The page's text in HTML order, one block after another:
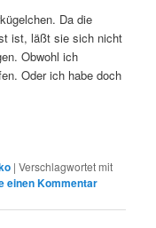
Da die
ist, läßt sie sich nicht
Obwohl ich
Oder ich habe doch
|Verschlagwortet mit
einen Kommentar